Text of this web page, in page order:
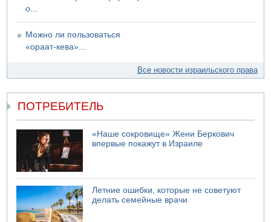
о...
Можно ли пользоваться
«ораат-кева»...
Все новости израильского права
ПОТРЕБИТЕЛЬ
«Наше сокровище» Жени Беркович
впервые покажут в Израиле
Летние ошибки, которые не советуют
делать семейные врачи